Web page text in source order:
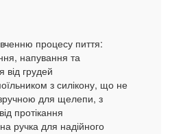
процесу пиття:
напування та
від грудей
з силікону, що не
зручною для щелепи, з
протікання
ручка для надійного